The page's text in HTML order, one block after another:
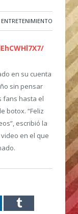
ENTRETENIMIENTO
en su cuenta
sin pensar
fans hasta el
botox. “Feliz
escribió la
en el que
Tumblr